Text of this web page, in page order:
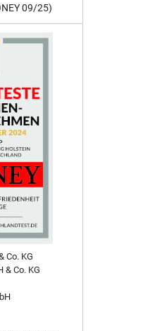
09/25)
Co. KG
& Co. KG